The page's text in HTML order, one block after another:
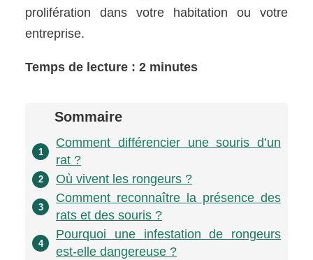
prolifération dans votre habitation ou votre
entreprise.
Temps de lecture : 2 minutes
Sommaire
1
Comment différencier une souris d’un
rat ?
2 Où vivent les rongeurs ?
3
Comment reconnaître la présence des
rats et des souris ?
4
Pourquoi une infestation de rongeurs
est-elle dangereuse ?